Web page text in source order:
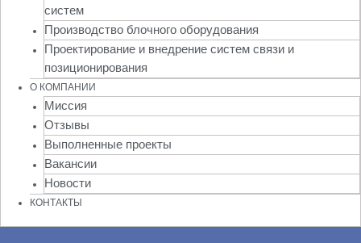
систем
Производство блочного оборудования
Проектирование и внедрение систем связи и
позиционирования
О КОМПАНИИ
Миссия
Отзывы
Выполненные проекты
Вакансии
Новости
КОНТАКТЫ